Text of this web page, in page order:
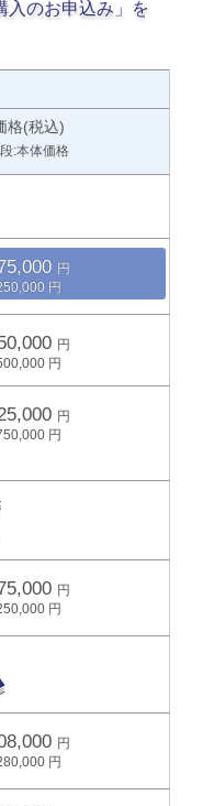
入のお申込み」を
格(税込)
:本体価格